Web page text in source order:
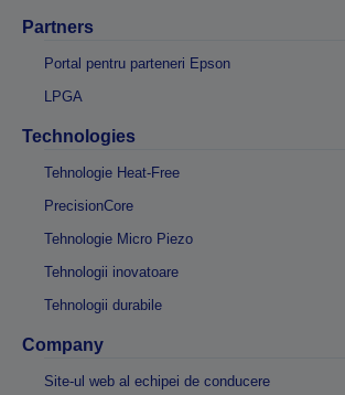
Partners
Portal pentru parteneri Epson
LPGA
Technologies
Tehnologie Heat-Free
PrecisionCore
Tehnologie Micro Piezo
Tehnologii inovatoare
Tehnologii durabile
Company
Site-ul web al echipei de conducere